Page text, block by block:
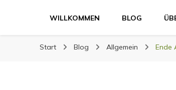
WILLKOMMEN BLOG
Start Blog Allgemein Ende